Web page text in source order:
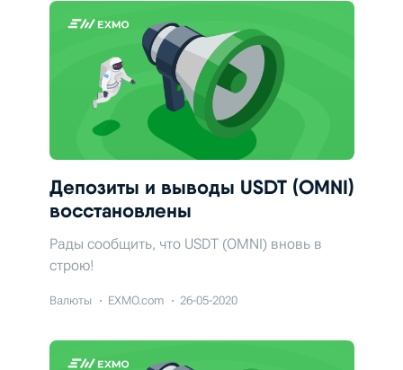
Депозиты и выводы USDT (OMNI)
восстановлены
Рады сообщить, что USDT (OMNI) вновь в
строю!
Валюты EXMO.com 26-05-2020